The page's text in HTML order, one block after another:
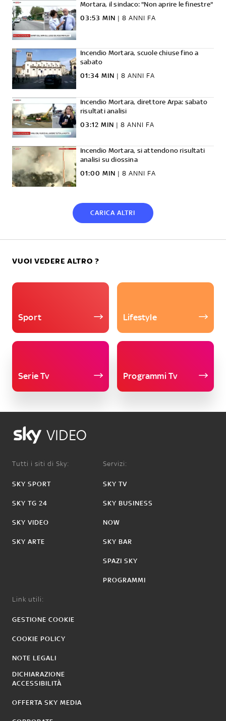
Mortara, il sindaco: "Non aprire le finestre"
03:53 MIN | 8 ANNI FA
Incendio Mortara, scuole chiuse fino a
sabato
01:34 MIN | 8 ANNI FA
Incendio Mortara, direttore Arpa: sabato
risultati analisi
03:12 MIN | 8 ANNI FA
Incendio Mortara, si attendono risultati
analisi su diossina
01:00 MIN | 8 ANNI FA
CARICA ALTRI
VUOI VEDERE ALTRO ?
Sport Lifestyle
Serie Tv Programmi Tv
VIDEO
Tutti i siti di Sky:
SKY SPORT
SKY TG 24
SKY VIDEO
SKY ARTE
Servizi:
SKY TV
SKY BUSINESS
NOW
SKY BAR
SPAZI SKY
PROGRAMMI
Link utili:
GESTIONE COOKIE
COOKIE POLICY
NOTE LEGALI
DICHIARAZIONE
ACCESSIBILITÀ
OFFERTA SKY MEDIA